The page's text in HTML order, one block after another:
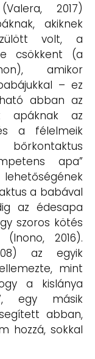
2017)
akiknek
volt, a
csökkent (a
amikor
– ez
abban az
apáknak az
a félelmeik
apa”
a babával
az édesapa
szoros kötés
2016).
az egyik
mint
a kislánya
egy másik
abban,
hozzá, sokkal